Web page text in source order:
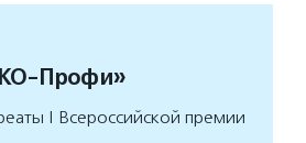
Профи»
I Всероссийской премии